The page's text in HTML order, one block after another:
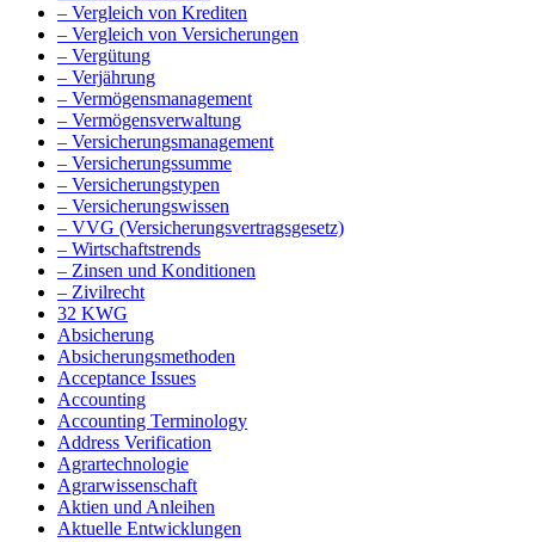
– Vergleich von Krediten
– Vergleich von Versicherungen
– Vergütung
– Verjährung
– Vermögensmanagement
– Vermögensverwaltung
– Versicherungsmanagement
– Versicherungssumme
– Versicherungstypen
– Versicherungswissen
– VVG (Versicherungsvertragsgesetz)
– Wirtschaftstrends
– Zinsen und Konditionen
– Zivilrecht
32 KWG
Absicherung
Absicherungsmethoden
Acceptance Issues
Accounting
Accounting Terminology
Address Verification
Agrartechnologie
Agrarwissenschaft
Aktien und Anleihen
Aktuelle Entwicklungen